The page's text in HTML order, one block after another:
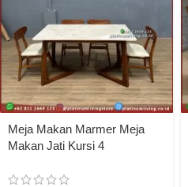
Meja Makan Marmer Meja
Makan Jati Kursi 4